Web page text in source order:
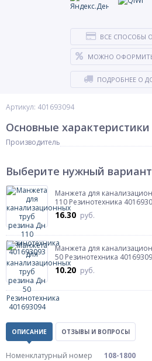
Артикул: 401693094
ВСЕ СПОСОБЫ
МОЖНО
ПОДРОБНЕЕ О
Основные характеристики
Производитель
Выберите нужный
Манжета для
110 Резинотехника
16.30 руб.
Манжета для
50 Резинотехника
10.20 руб.
ОПИСАНИЕ ОТЗЫВЫ И ВОПРОСЫ
Номенклатурный номер
108-1800